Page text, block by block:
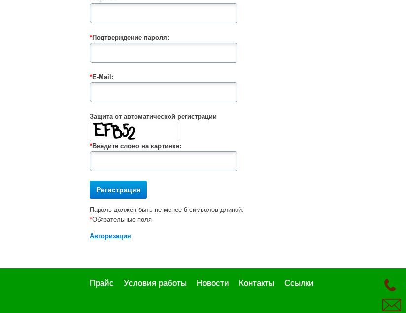
*Подтверждение пароля:
*E-Mail:
Защита от автоматической регистрации
*Введите слово на картинке:
Пароль должен быть не менее 6 символов длиной.
*Обязательные поля
Авторизация
Прайс Условия работы Новости Контакты Ссылки